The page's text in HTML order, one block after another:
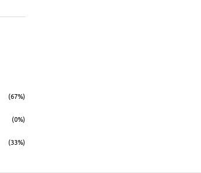
(67%)
(0%)
(33%)